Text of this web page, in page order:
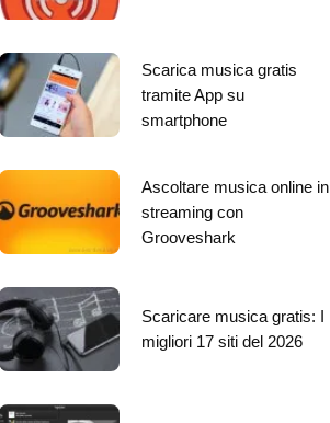
Scarica musica gratis
tramite App su
smartphone
Ascoltare musica online in
streaming con
Grooveshark
Scaricare musica gratis: I
migliori 17 siti del 2026